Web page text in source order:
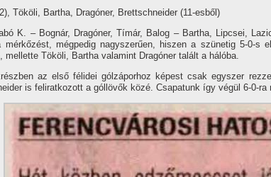
Tököli, Bartha, Dragóner, Brettschneider (11-esből)
K. – Bognár, Dragóner, Tí­már, Balog – Bartha, Lipcsei,
mérkőzést, mégpedig nagyszerűen, hiszen a szünetig 5-0-s
mellette Tököli, Bartha valamint Dragóner talált a hálóba.
az első félidei gólzáporhoz képest csak egyszer
is feliratkozott a góllövők közé. Csapatunk í­gy végül 6-0-ra